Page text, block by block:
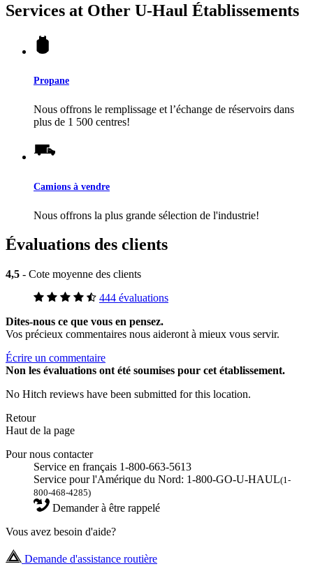
Services at Other U-Haul Établissements
Propane
Nous offrons le remplissage et l’échange de réservoirs dans
plus de 1 500 centres!
Camions à vendre
Nous offrons la plus grande sélection de l'industrie!
Évaluations des clients
4,5 - Cote moyenne des clients
444 évaluations
Dites-nous ce que vous en pensez.
Vos précieux commentaires nous aideront à mieux vous servir.
Écrire un commentaire
Non les évaluations ont été soumises pour cet établissement.
No Hitch reviews have been submitted for this location.
Retour
Haut de la page
Pour nous contacter
Service en français 1-800-663-5613
Service pour l'Amérique du Nord: 1-800-GO-U-HAUL(1-
800-468-4285)
Demander à être rappelé
Vous avez besoin d'aide?
Demande d'assistance routière